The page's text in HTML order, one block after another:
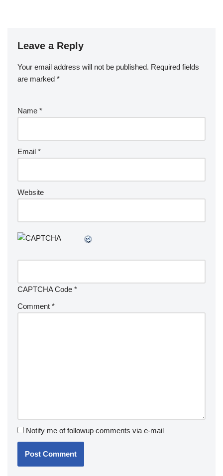
Leave a Reply
Your email address will not be published. Required fields
are marked *
Name *
Email *
Website
CAPTCHA Code *
Comment *
Notify me of followup comments via e-mail